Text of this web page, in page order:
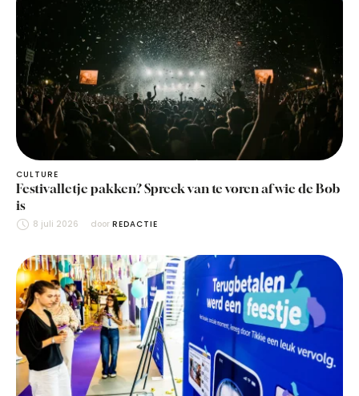
CULTURE
Festivalletje pakken? Spreek van te voren af wie de Bob
is
8 juli 2026 door REDACTIE